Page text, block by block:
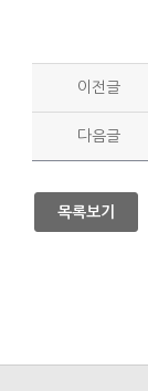
이전글
다음글
목록보기